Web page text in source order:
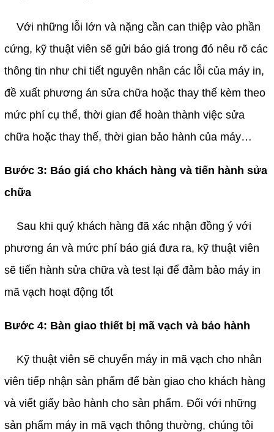
Với những lỗi lớn và nặng cần can thiệp vào phần
cứng, kỹ thuật viên sẽ gửi báo giá trong đó nêu rõ các
thông tin như chi tiết nguyên nhân các lỗi của máy in,
đề xuất phương án sửa chữa hoặc thay thế kèm theo
mức phí cụ thể, thời gian để hoàn thành việc sửa
chữa hoặc thay thế, thời gian bảo hành của máy…
Bước 3: Báo giá cho khách hàng và tiến hành sửa
chữa
Sau khi quý khách hàng đã xác nhận đồng ý với
phương án và mức phí báo giá đưa ra, kỹ thuật viên
sẽ tiến hành sửa chữa và test lại để đảm bảo máy in
mã vạch hoạt động tốt
Bước 4: Bàn giao thiết bị mã vạch và bảo hành
Kỹ thuật viên sẽ chuyển máy in mã vạch cho nhân
viên tiếp nhận sản phẩm để bàn giao cho khách hàng
và viết giấy bảo hành cho sản phẩm. Đối với những
sản phẩm máy in mã vạch thông thường, chúng tôi